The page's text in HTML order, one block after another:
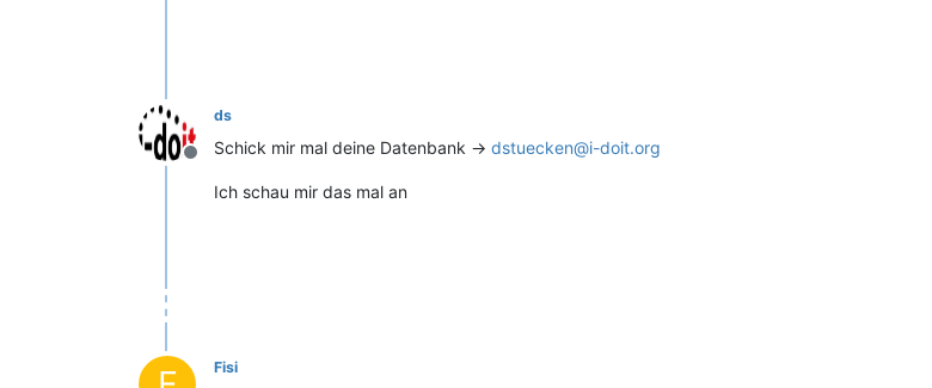
Offline
ds
Schick mir mal deine Datenbank -> dstuecken@i-doit.org
Ich schau mir das mal an
Fisi